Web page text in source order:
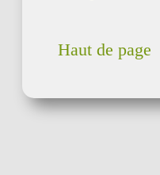
Haut de page